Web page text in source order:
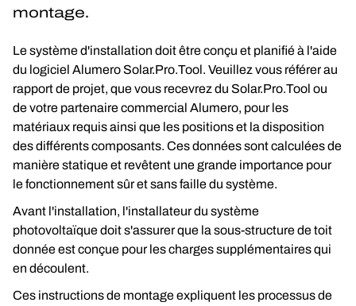
montage.
Le système d'installation doit être conçu et planifié à l'aide
du logiciel Alumero Solar.Pro.Tool. Veuillez vous référer au
rapport de projet, que vous recevrez du Solar.Pro.Tool ou
de votre partenaire commercial Alumero, pour les
matériaux requis ainsi que les positions et la disposition
des différents composants. Ces données sont calculées de
manière statique et revêtent une grande importance pour
le fonctionnement sûr et sans faille du système.
Avant l'installation, l'installateur du système
photovoltaïque doit s'assurer que la sous-structure de toit
donnée est conçue pour les charges supplémentaires qui
en découlent.
Ces instructions de montage expliquent les processus de